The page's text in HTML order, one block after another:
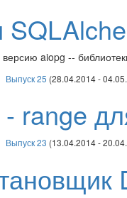
aiopg --
Выпуск 25 (28.04.2014 -
range
Выпуск 23 (13.04.2014 -